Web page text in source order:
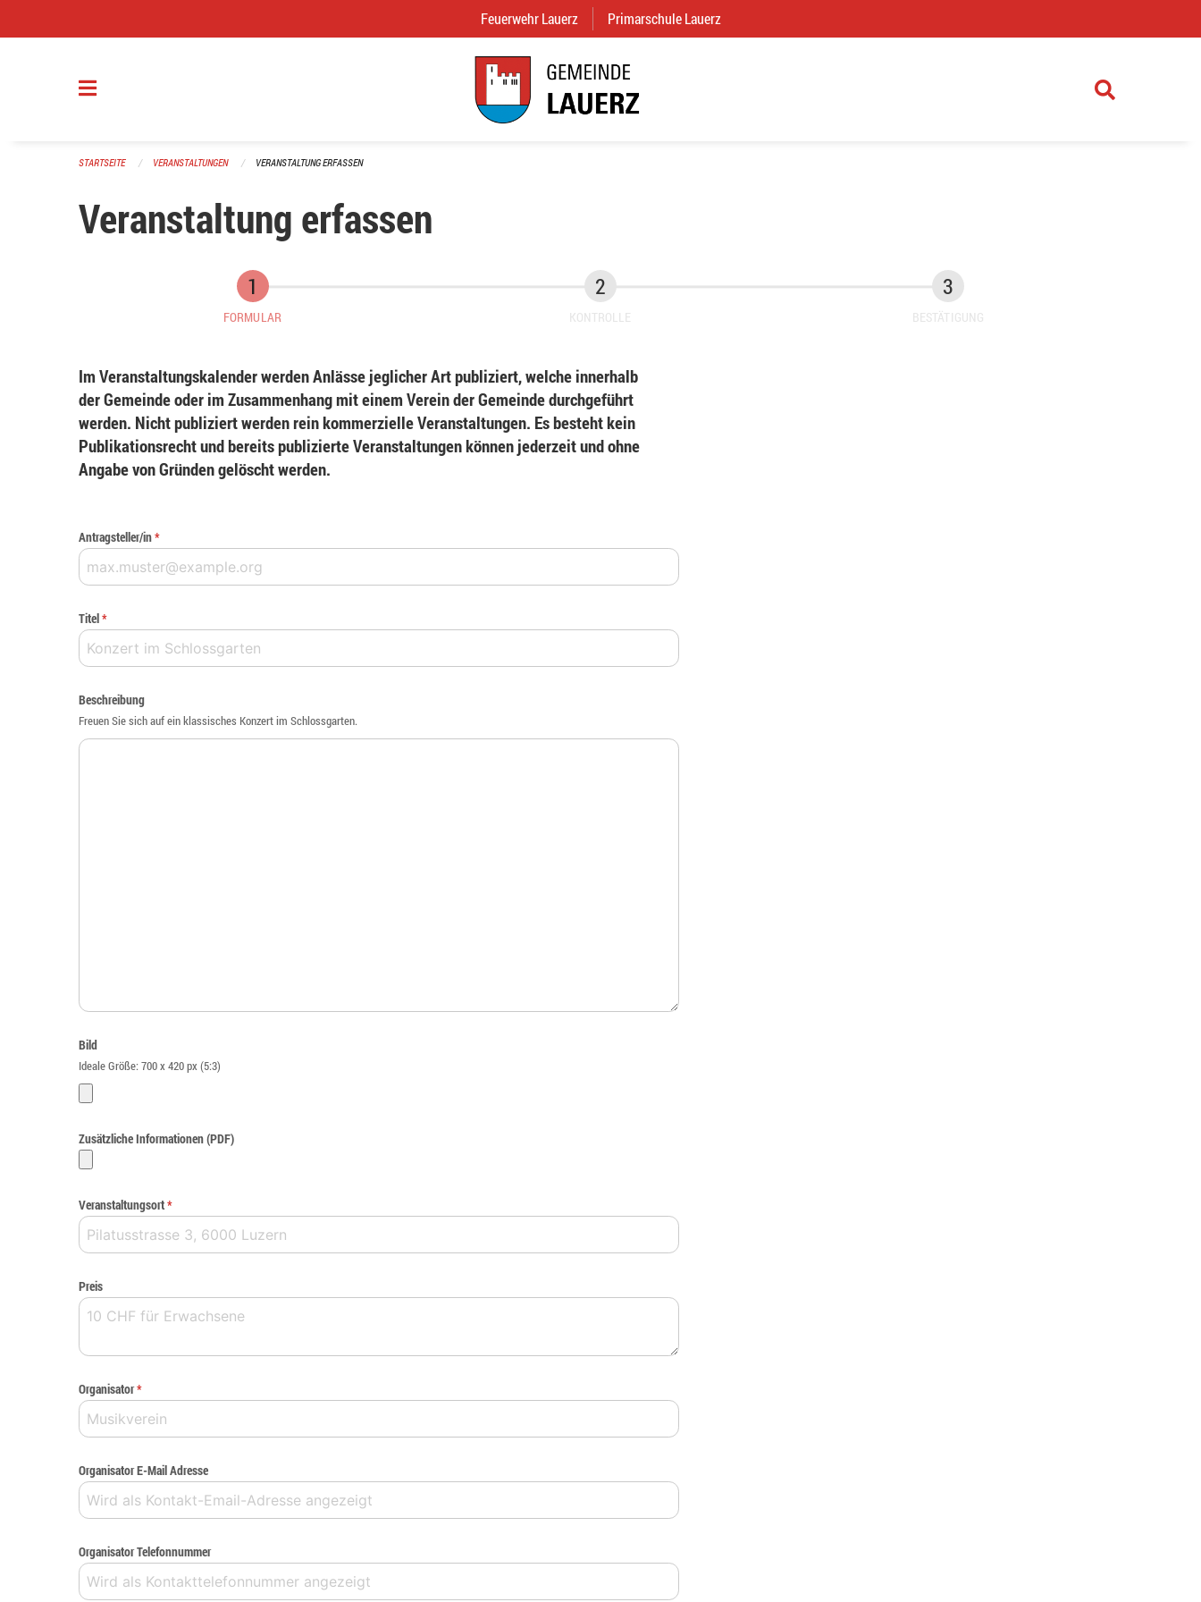
Feuerwehr Lauerz (External Link)
Primarschule Lauerz
STARTSEITE VERANSTALTUNGEN VERANSTALTUNG ERFASSEN
Veranstaltung erfassen
FORMULAR KONTROLLE BESTÄTIGUNG
Im Veranstaltungskalender werden Anlässe jeglicher Art publiziert, welche innerhalb
der Gemeinde oder im Zusammenhang mit einem Verein der Gemeinde durchgeführt
werden. Nicht publiziert werden rein kommerzielle Veranstaltungen. Es besteht kein
Publikationsrecht und bereits publizierte Veranstaltungen können jederzeit und ohne
Angabe von Gründen gelöscht werden.
Antragsteller/in*
Titel*
Beschreibung
Freuen Sie sich auf ein klassisches Konzert im Schlossgarten.
Bild
Ideale Größe: 700 x 420 px (5:3)
Zusätzliche Informationen (PDF)
Veranstaltungsort*
Preis
Organisator*
Organisator E-Mail Adresse
Organisator Telefonnummer